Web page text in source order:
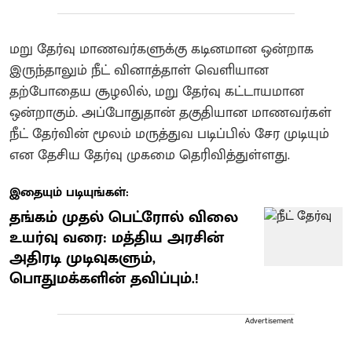
மறு தேர்வு மாணவர்களுக்கு கடினமான ஒன்றாக
இருந்தாலும் நீட் வினாத்தாள் வெளியான
தற்போதைய சூழலில், மறு தேர்வு கட்டாயமான
ஒன்றாகும். அப்போதுதான் தகுதியான மாணவர்கள்
நீட் தேர்வின் மூலம் மருத்துவ படிப்பில் சேர முடியும்
என தேசிய தேர்வு முகமை தெரிவித்துள்ளது.
இதையும் படியுங்கள்:
தங்கம் முதல் பெட்ரோல் விலை
உயர்வு வரை: மத்திய அரசின்
அதிரடி முடிவுகளும்,
பொதுமக்களின் தவிப்பும்.!
Advertisement